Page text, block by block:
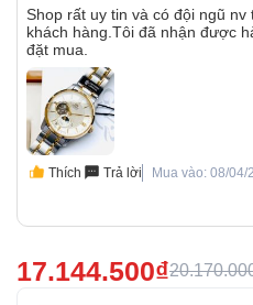
Shop rất uy tin và có đội ngũ
khách hàng.Tôi đã nhận được
đặt mua.
Thích Trả lời Mua vào: 08/04/
17.144.500₫